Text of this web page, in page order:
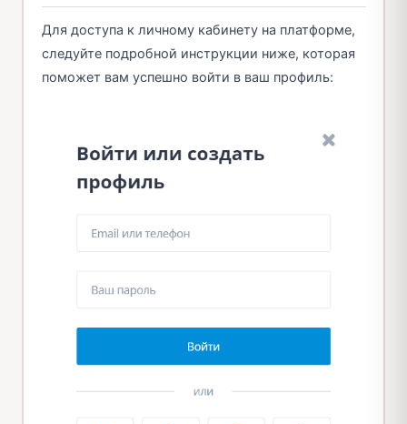
Для доступа к личному кабинету на платформе,
следуйте подробной инструкции ниже, которая
поможет вам успешно войти в ваш профиль: